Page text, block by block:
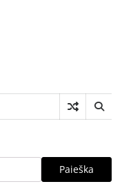
Paieška